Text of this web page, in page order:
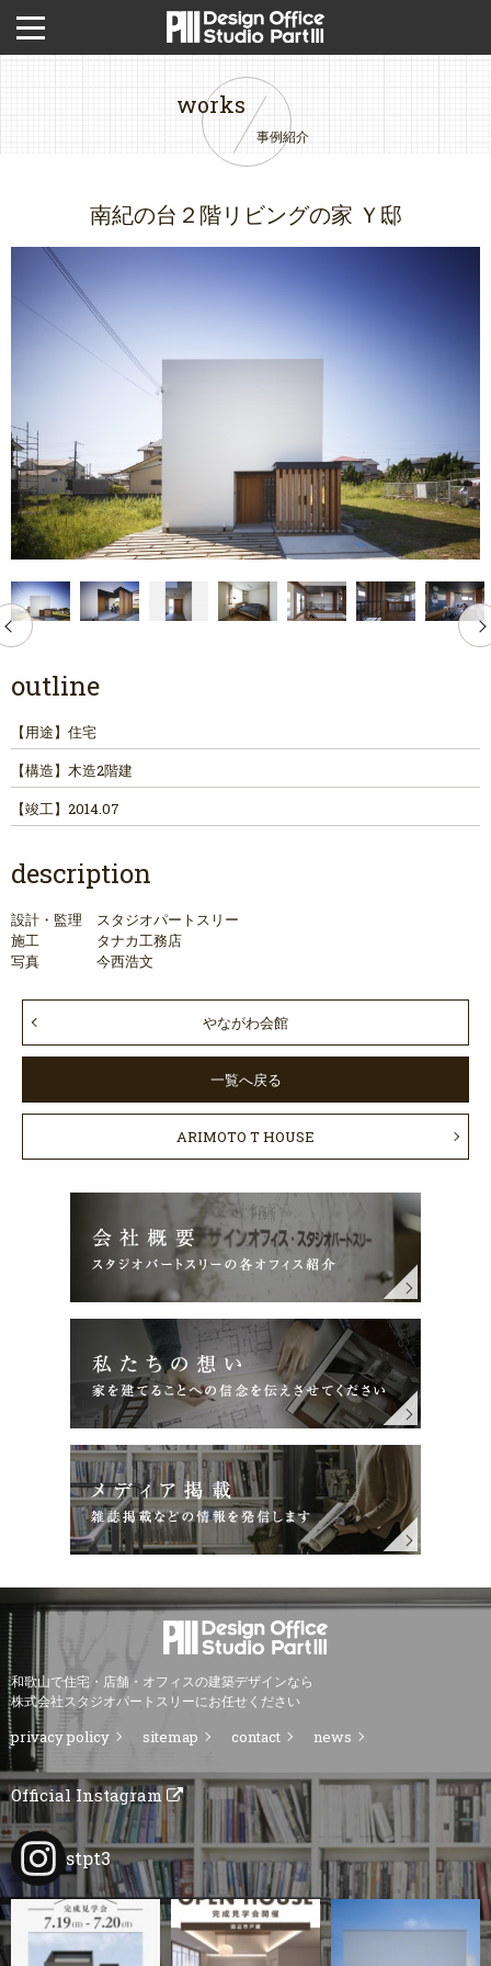
事例紹介
works
南紀の台２階リビングの家 Ｙ邸
outline
【用途】 住宅
【構造】 木造2階建
【竣工】 2014.07
description
設計・監理 スタジオパートスリー
施工 タナカ工務店
写真 今西浩文
やながわ会館
一覧へ戻る
ARIMOTO T HOUSE
和歌山で住宅・店舗・オフィスの建築デザインなら
株式会社スタジオパートスリーにお任せください
privacy policy sitemap contact news
Official Instagram
stpt3